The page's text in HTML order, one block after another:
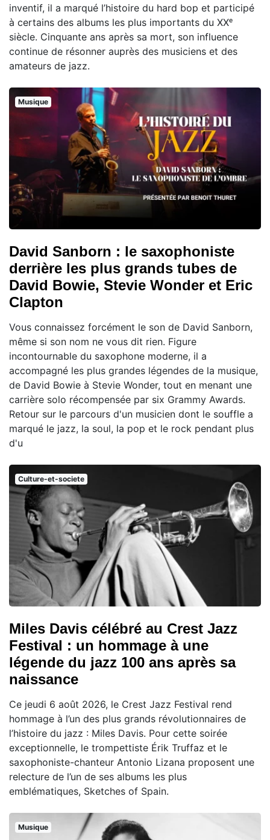
inventif, il a marqué l’histoire du hard bop et participé
à certains des albums les plus importants du XXᵉ
siècle. Cinquante ans après sa mort, son influence
continue de résonner auprès des musiciens et des
amateurs de jazz.
Musique
David Sanborn : le saxophoniste
derrière les plus grands tubes de
David Bowie, Stevie Wonder et Eric
Clapton
Vous connaissez forcément le son de David Sanborn,
même si son nom ne vous dit rien. Figure
incontournable du saxophone moderne, il a
accompagné les plus grandes légendes de la musique,
de David Bowie à Stevie Wonder, tout en menant une
carrière solo récompensée par six Grammy Awards.
Retour sur le parcours d'un musicien dont le souffle a
marqué le jazz, la soul, la pop et le rock pendant plus
d'u
Culture-et-societe
Miles Davis célébré au Crest Jazz
Festival : un hommage à une
légende du jazz 100 ans après sa
naissance
Ce jeudi 6 août 2026, le Crest Jazz Festival rend
hommage à l’un des plus grands révolutionnaires de
l’histoire du jazz : Miles Davis. Pour cette soirée
exceptionnelle, le trompettiste Érik Truffaz et le
saxophoniste-chanteur Antonio Lizana proposent une
relecture de l’un de ses albums les plus
emblématiques, Sketches of Spain.
Musique